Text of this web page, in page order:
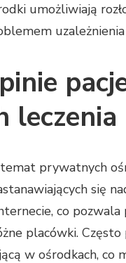
umożliwiają
leczenia
prywatnych
się
co pozwala
placówki.
w ośrodkach, co